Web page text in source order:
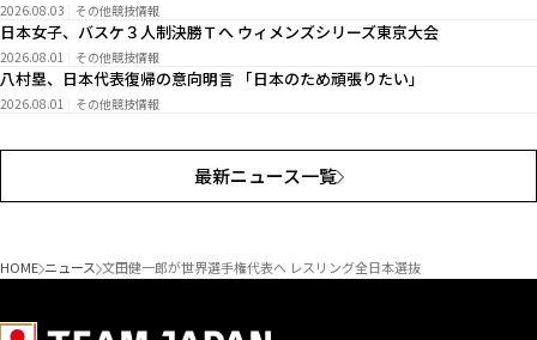
2026.08.03 その他競技情報
日本女子、バスケ３人制決勝Ｔへ ウィメンズシリーズ東京大会
2026.08.01 その他競技情報
八村塁、日本代表復帰の意向明言 「日本のため頑張りたい」
2026.08.01 その他競技情報
最新ニュース一覧
HOME ニュース 文田健一郎が世界選手権代表へ レスリング全日本選抜